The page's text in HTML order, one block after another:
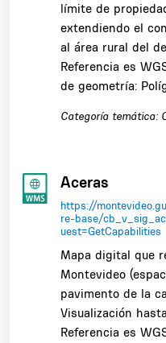
límite de
extendiendo el
al área rural del
Referencia es
de geometría:
Categoría temática:
Aceras
https://
re-base/
uest=GetCapabilities
Mapa digital que
Montevideo
pavimento de la
Visualización
Referencia es